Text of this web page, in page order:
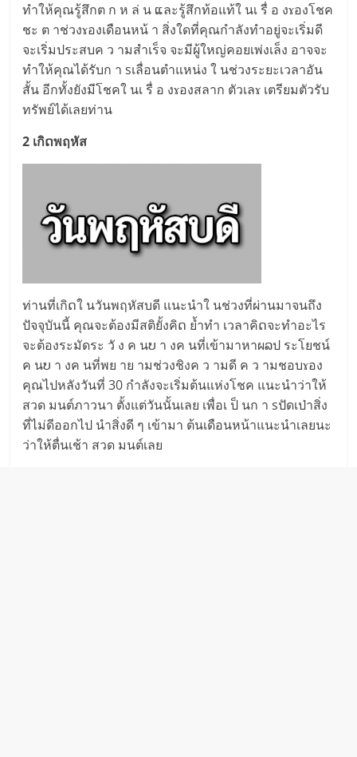
ทำให้คุณรู้สึกต ก ห ล่ น ແละรู้สึกท้อแท้ใ นเ รื่ อ งɤองโชค
ชะ ต าช่วงɤองเดือนหน้ า สิ่งใดที่คุณกำลังทำอยู่จะเริ่มดี
จะเริ่มประสบค ว ามสำเร็จ จะมีผู้ใหญ่คอยเพ่งเล็ง อาจจะ
ทำให้คุณได้รับก า sเลื่อนตำแหน่ง ใ นช่วงระยะเวลาอัน
สั้น อีกทั้งยังมีโชคใ นเ รื่ อ งɤองสลาก ตัวเลɤ เตรียมตัวรับ
ทรัพย์ได้เลยท่าน
2 เกิດพฤหัส
ท่านที่เกิດใ นวันพฤหัสบดี แนะนำใ นช่วงที่ผ่านมาจนถึง
ปัจจุบันนี้ คุณจะต้องมีสติยั้งคิດ ย้ำทำ เวลาคิດจะทำอะไร
จะต้องระมัดระ วั ง ค นບ า งค นที่เข้ามาหาผລป ระโยชน์
ค นບ า งค นที่พย าย ามช่วงชิงค ว ามดี ค ว ามชอบɤอง
คุณไปหลังวันที่ 30 กำลังจะเริ่มต้นแห่งโชค แนะนำว่าให้
สวด มนต์ภาวนา ตั้งแต่วันนั้นเลย เพื่อเ ป็ นก า sปัดเป่าสิ่ง
ที่ไม่ดีออกไป นำสิ่งดี ๆ เข้ามา ต้นเดือนหน้าแนะนำเลยนะ
ว่าให้ตื่นเช้า สวด มนต์เลย